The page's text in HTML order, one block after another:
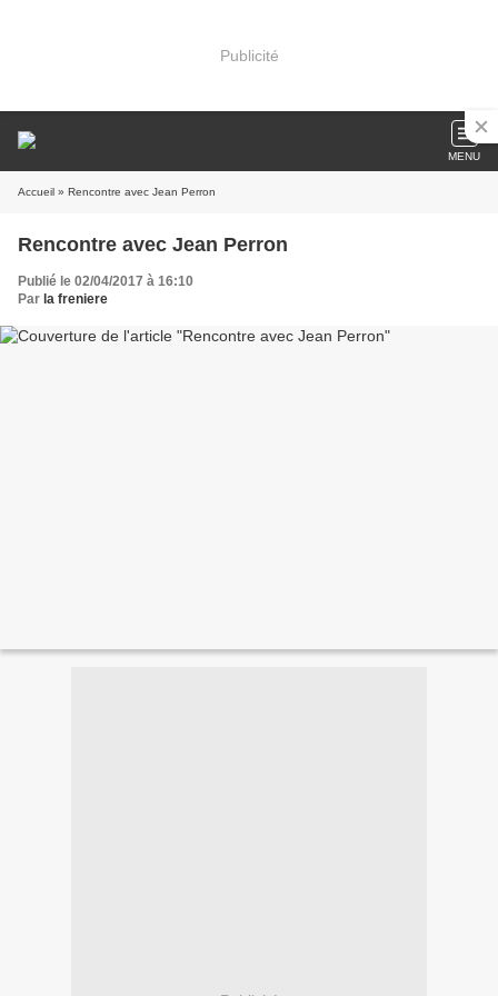
Publicité
MENU
Accueil » Rencontre avec Jean Perron
Rencontre avec Jean Perron
Publié le 02/04/2017 à 16:10
Par la freniere